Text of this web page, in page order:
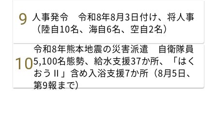
人事発令 令和8年8月3日付け、将人事
（陸自10名、海自6名、空自2名）
令和8年熊本地震の災害派遣 自衛隊員
5,100名態勢、給水支援37か所、「はく
おうⅡ」含め入浴支援7か所（8月5日、
第9報まで）